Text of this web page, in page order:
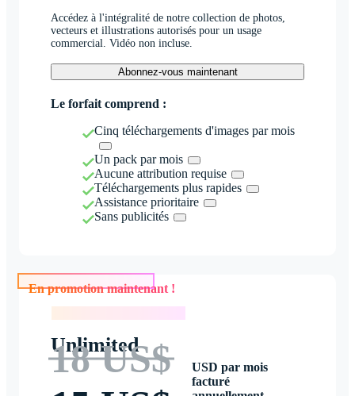
Accédez à l'intégralité de notre collection de photos,
vecteurs et illustrations autorisés pour un usage
commercial. Vidéo non incluse.
Abonnez-vous maintenant
Le forfait comprend :
Cinq téléchargements d'images par mois
Un pack par mois
Aucune attribution requise
Téléchargements plus rapides
Assistance prioritaire
Sans publicités
En promotion maintenant !
Unlimited
18 US$
USD par mois
facturé